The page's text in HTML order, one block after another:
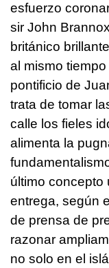
esfuerzo
sir John
británico
al mismo
pontificio de
trata de tomar
calle los fieles
alimenta la
último concepto
entrega, según
de prensa de
razonar
no solo en el